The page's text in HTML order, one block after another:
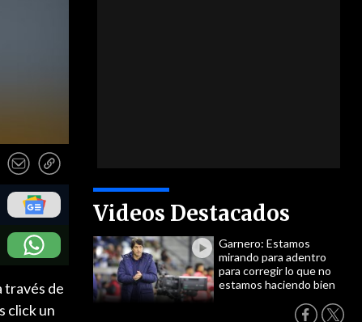
Videos Destacados
Garnero: Estamos
mirando para adentro
para corregir lo que no
estamos haciendo bien
través de
click un